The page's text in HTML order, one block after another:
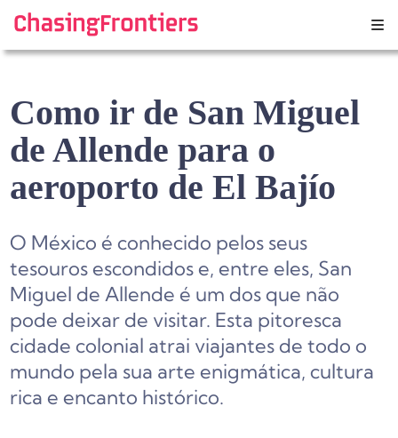
content
Como ir de San Miguel
de Allende para o
aeroporto de El Bajío
O México é conhecido pelos seus
tesouros escondidos e, entre eles, San
Miguel de Allende é um dos que não
pode deixar de visitar. Esta pitoresca
cidade colonial atrai viajantes de todo o
mundo pela sua arte enigmática, cultura
rica e encanto histórico.